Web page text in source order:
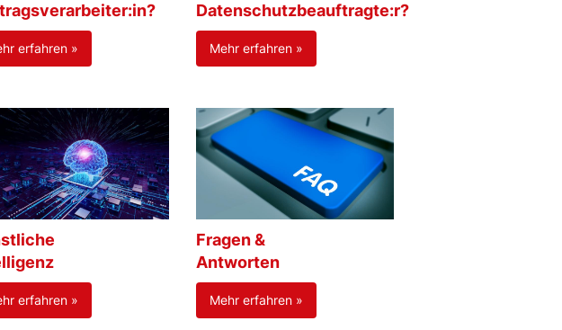
erfahren »
Datenschutzbeauftragte:r?
Mehr erfahren »
erfahren »
Fragen &
Antworten
Mehr erfahren »